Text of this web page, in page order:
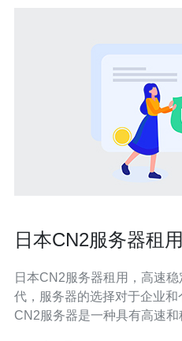
日本CN2服务器租
日本CN2服务器租用，高速稳定的选择 在
代，服务器的选择对于企业和
CN2服务器是一种具有高速